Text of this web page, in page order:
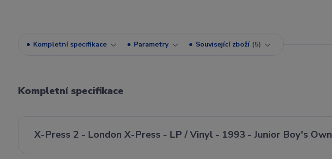
Kompletní specifikace Parametry Související zboží 5
Kompletní specifikace
X-Press 2 - London X-Press - LP / Vinyl - 1993 - Junior Boy's Own